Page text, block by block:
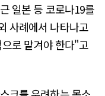
일본 등 코로나19를
사례에서 나타나고
로 맡겨야 한다"고